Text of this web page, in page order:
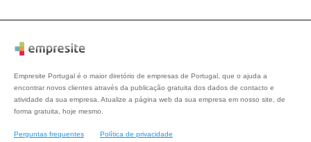
Empresite Portugal é o maior diretório de empresas de Portugal, que o ajuda a
encontrar novos clientes através da publicação gratuita dos dados de contacto e
atividade da sua empresa. Atualize a página web da sua empresa em nosso site, de
forma gratuita, hoje mesmo.
Perguntas frequentes Política de privacidade